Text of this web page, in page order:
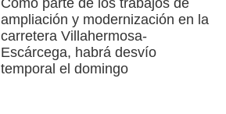
Como parte de los trabajos de
ampliación y modernización en la
carretera Villahermosa-
Escárcega, habrá desvío
temporal el domingo